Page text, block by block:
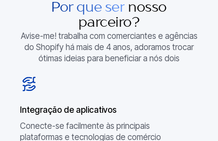
Por que ser nosso
parceiro?
Avise-me! trabalha com comerciantes e agências
do Shopify há mais de 4 anos, adoramos trocar
ótimas ideias para beneficiar a nós dois
Integração de aplicativos
Conecte-se facilmente às principais
plataformas e tecnologias de comércio